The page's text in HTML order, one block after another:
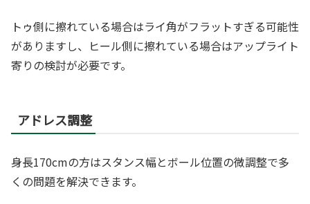
トゥ側に擦れている場合はライ角がフラットすぎる可能性
がありますし、ヒール側に擦れている場合はアップライト
寄りの検討が必要です。
アドレス調整
身長170cmの方はスタンス幅とボール位置の微調整で多
くの問題を解決できます。